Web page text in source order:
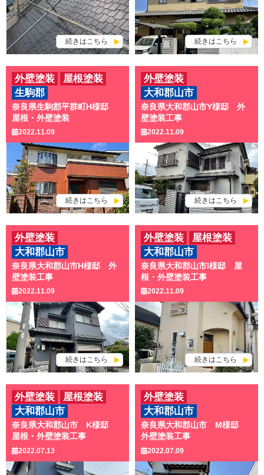
続きはこちら 続きはこちら
奈良県生駒郡平群町H様邸
屋根・外壁塗装
2022.11.09
続きはこちら
外壁塗装
屋根塗装
生駒郡
奈良県大和郡山市Y様邸 外
壁塗装工事
2022.11.09
続きはこちら
外壁塗装
大和郡山市
奈良県大和郡山市H様邸 外
壁塗装工事
2022.11.09
続きはこちら
外壁塗装
大和郡山市
奈良県大和郡山市I様邸 屋
根・外壁塗装工事
2022.11.09
続きはこちら
外壁塗装
屋根塗装
大和郡山市
奈良県大和郡山市 K様邸
屋根・外壁塗装工事
2022.07.13
外壁塗装
屋根塗装
その他工事
大和郡山市
奈良県大和郡山市 M様邸
外壁塗装工事
2022.07.09
外壁塗装
大和郡山市